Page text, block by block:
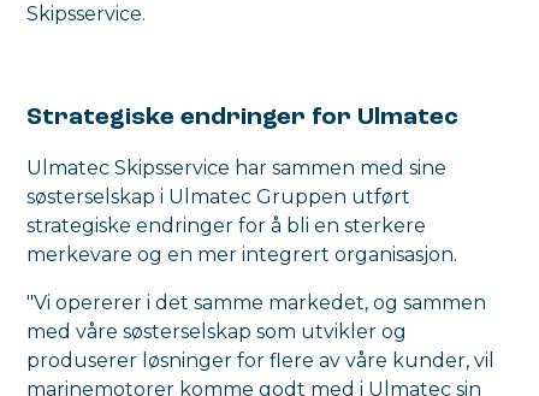
Skipsservice.
Strategiske endringer for Ulmatec
Ulmatec Skipsservice har sammen med sine
søsterselskap i Ulmatec Gruppen utført
strategiske endringer for å bli en sterkere
merkevare og en mer integrert organisasjon.
"Vi opererer i det samme markedet, og sammen
med våre søsterselskap som utvikler og
produserer løsninger for flere av våre kunder, vil
marinemotorer komme godt med i Ulmatec sin